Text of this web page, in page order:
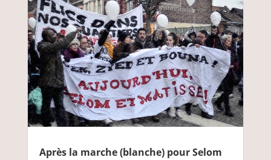
Après la marche (blanche) pour Selom